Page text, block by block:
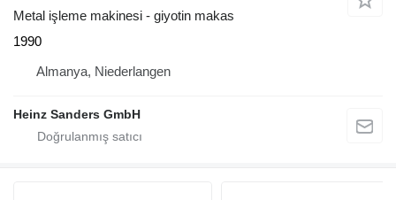
Metal işleme makinesi - giyotin makas
1990
Almanya, Niederlangen
Heinz Sanders GmbH